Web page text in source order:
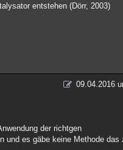
entstehen (Dörr, 2003)
09.04.2016
der richtgen
und es gäbe keine Methode das